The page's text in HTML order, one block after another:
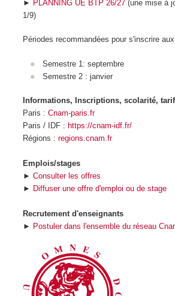
► PLANNING UE BTP 26/27 (une mise à
1/9)
Périodes recommandées pour s'inscrire
Semestre 1: septembre
Semestre 2 : janvier
Informations, Inscriptions, scolarité,
Paris : Cnam-paris.fr
Paris / IDF : https://cnam-idf.fr/
Régions : regions.cnam.fr
Emplois/stages
► Consulter les offres
► Diffuser une offre d'emploi ou de stage
Recrutement d'enseignants
► Postuler dans l'ensemble du réseau